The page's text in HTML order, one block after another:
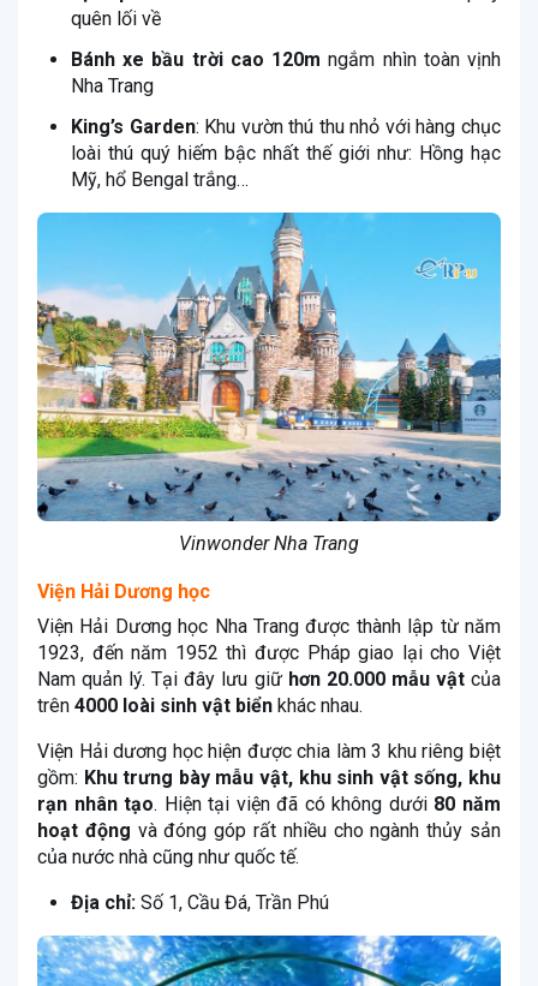
quên lối về
Bánh xe bầu trời cao 120m ngắm nhìn toàn vịnh
Nha Trang
King’s Garden: Khu vườn thú thu nhỏ với hàng chục
loài thú quý hiếm bậc nhất thế giới như: Hồng hạc
Mỹ, hổ Bengal trắng…
Vinwonder Nha Trang
Viện Hải Dương học
Viện Hải Dương học Nha Trang được thành lập từ năm
1923, đến năm 1952 thì được Pháp giao lại cho Việt
Nam quản lý. Tại đây lưu giữ hơn 20.000 mẫu vậtcủa
trên 4000 loài sinh vật biển khác nhau.
Viện Hải dương học hiện được chia làm 3 khu riêng biệt
gồm: Khu trưng bày mẫu vật, khu sinh vật sống, khu
rạn nhân tạo. Hiện tại viện đã có không dưới 80 năm
hoạt động và đóng góp rất nhiều cho ngành thủy sản
của nước nhà cũng như quốc tế.
Địa chỉ: Số 1, Cầu Đá, Trần Phú